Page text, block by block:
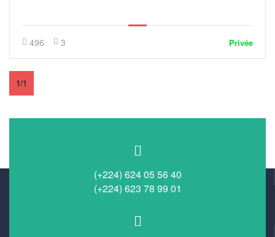
496 3 Privée
1/1
(+224) 624 05 56 40
(+224) 623 78 99 01